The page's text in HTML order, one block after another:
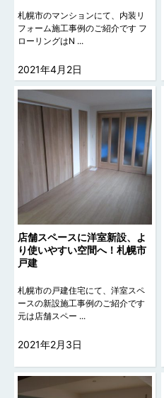
札幌市のマンションにて、内装リ
フォーム施工事例のご紹介です フ
ローリングはN ...
2021年4月2日
店舗スペースに洋室新設、よ
り使いやすい空間へ！札幌市
戸建
札幌市の戸建住宅にて、洋室スペ
ースの新設施工事例のご紹介です
元は店舗スペー ...
2021年2月3日